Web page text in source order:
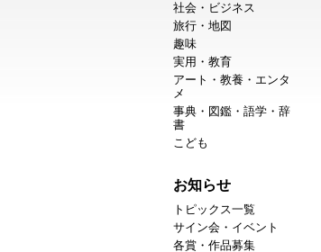
社会・ビジネス
旅行・地図
趣味
実用・教育
アート・教養・エンタ
メ
事典・図鑑・語学・辞
書
こども
お知らせ
トピックス一覧
サイン会・イベント
各賞・作品募集